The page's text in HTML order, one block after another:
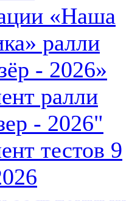
«Наша
ралли
- 2026»
ралли
- 2026"
тестов 9